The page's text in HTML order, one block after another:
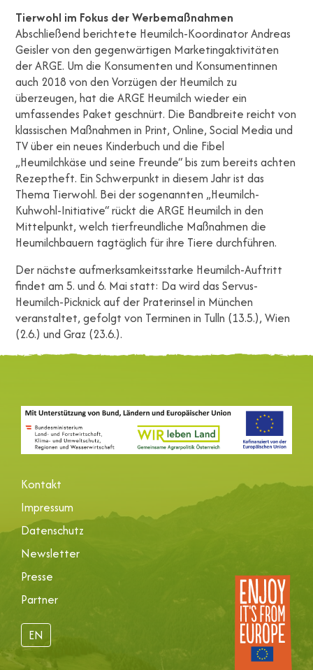
Tierwohl im Fokus der Werbemaßnahmen
Abschließend berichtete Heumilch-Koordinator Andreas
Geisler von den gegenwärtigen Marketingaktivitäten
der ARGE. Um die Konsumenten und Konsumentinnen
auch 2018 von den Vorzügen der Heumilch zu
überzeugen, hat die ARGE Heumilch wieder ein
umfassendes Paket geschnürt. Die Bandbreite reicht von
klassischen Maßnahmen in Print, Online, Social Media und
TV über ein neues Kinderbuch und die Fibel
„Heumilchkäse und seine Freunde“ bis zum bereits achten
Rezeptheft. Ein Schwerpunkt in diesem Jahr ist das
Thema Tierwohl. Bei der sogenannten „Heumilch-
Kuhwohl-Initiative“ rückt die ARGE Heumilch in den
Mittelpunkt, welch tierfreundliche Maßnahmen die
Heumilchbauern tagtäglich für ihre Tiere durchführen.
Der nächste aufmerksamkeitsstarke Heumilch-Auftritt
findet am 5. und 6. Mai statt: Da wird das Servus-
Heumilch-Picknick auf der Praterinsel in München
veranstaltet, gefolgt von Terminen in Tulln (13.5.), Wien
(2.6.) und Graz (23.6.).
Kontakt
Impressum
Datenschutz
Newsletter
Presse
Partner
EN